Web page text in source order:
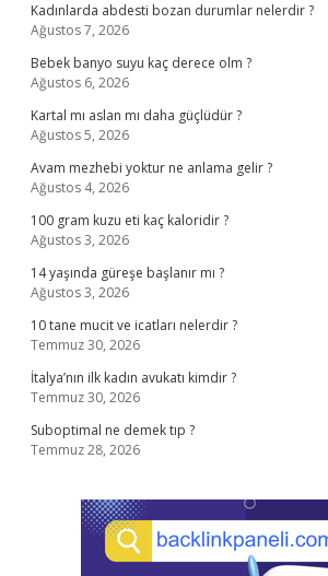
Kadınlarda abdesti bozan durumlar nelerdir ?
Ağustos 7, 2026
Bebek banyo suyu kaç derece olm ?
Ağustos 6, 2026
Kartal mı aslan mı daha güçlüdür ?
Ağustos 5, 2026
Avam mezhebi yoktur ne anlama gelir ?
Ağustos 4, 2026
100 gram kuzu eti kaç kaloridir ?
Ağustos 3, 2026
14 yaşında güreşe başlanır mı ?
Ağustos 3, 2026
10 tane mucit ve icatları nelerdir ?
Temmuz 30, 2026
İtalya’nın ilk kadın avukatı kimdir ?
Temmuz 30, 2026
Suboptimal ne demek tıp ?
Temmuz 28, 2026